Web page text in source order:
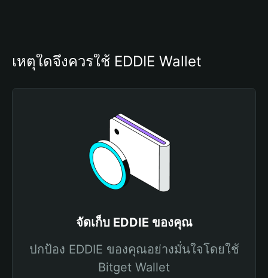
เหตุใดจึงควรใช้ EDDIE Wallet
จัดเก็บ EDDIE ของคุณ
ปกป้อง EDDIE ของคุณอย่างมั่นใจโดยใช้
Bitget Wallet